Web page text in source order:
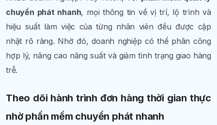
chuyển phát nhanh, mọi thông tin về vị trí, lộ trình và
hiệu suất làm việc của từng nhân viên đều được cập
nhật rõ ràng. Nhờ đó, doanh nghiệp có thể phân công
hợp lý, nâng cao năng suất và giảm tình trạng giao hàng
trễ.
Theo dõi hành trình đơn hàng thời gian thực
nhờ phần mềm chuyển phát nhanh